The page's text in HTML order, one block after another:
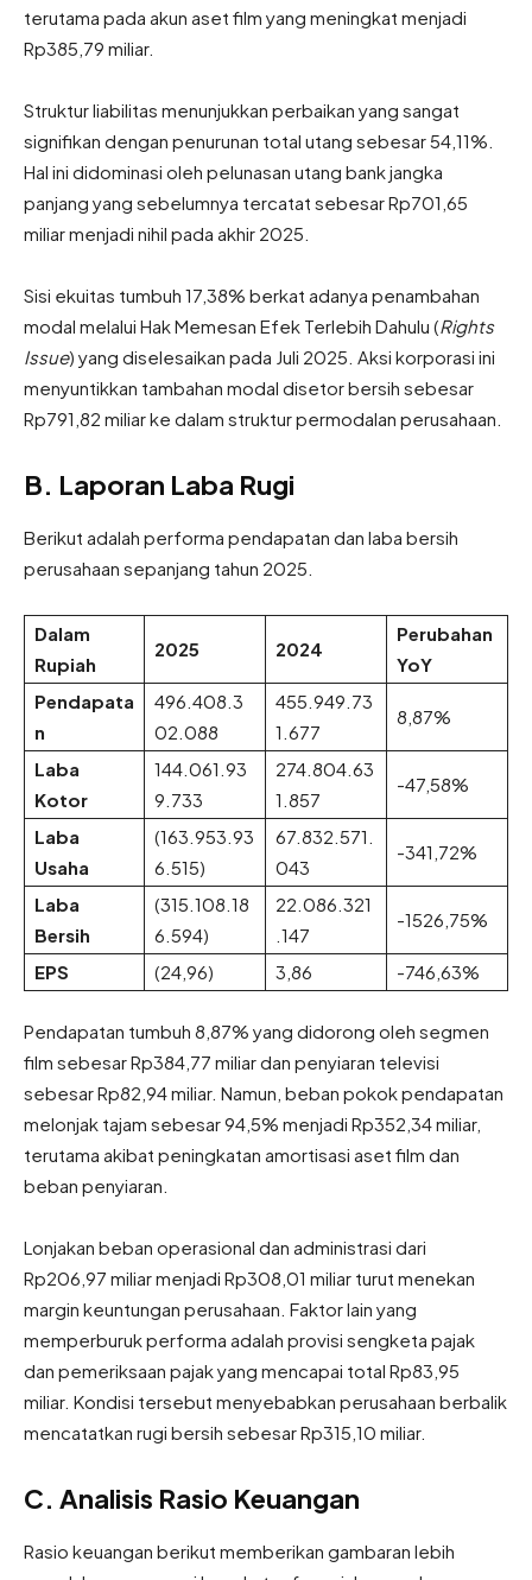
terutama pada akun aset film yang meningkat menjadi
Rp385,79 miliar.
Struktur liabilitas menunjukkan perbaikan yang sangat
signifikan dengan penurunan total utang sebesar 54,11%.
Hal ini didominasi oleh pelunasan utang bank jangka
panjang yang sebelumnya tercatat sebesar Rp701,65
miliar menjadi nihil pada akhir 2025.
Sisi ekuitas tumbuh 17,38% berkat adanya penambahan
modal melalui Hak Memesan Efek Terlebih Dahulu (Rights
Issue) yang diselesaikan pada Juli 2025. Aksi korporasi ini
menyuntikkan tambahan modal disetor bersih sebesar
Rp791,82 miliar ke dalam struktur permodalan perusahaan.
B. Laporan Laba Rugi
Berikut adalah performa pendapatan dan laba bersih
perusahaan sepanjang tahun 2025.
Dalam
Rupiah
2025 2024
Perubahan
YoY
Pendapata
n
496.408.3
02.088
455.949.73
1.677
8,87%
Laba
Kotor
144.061.93
9.733
274.804.63
1.857
-47,58%
Laba
Usaha
(163.953.93
6.515)
67.832.571.
043
-341,72%
Laba
Bersih
(315.108.18
6.594)
22.086.321
.147
-1526,75%
EPS (24,96) 3,86 -746,63%
Pendapatan tumbuh 8,87% yang didorong oleh segmen
film sebesar Rp384,77 miliar dan penyiaran televisi
sebesar Rp82,94 miliar. Namun, beban pokok pendapatan
melonjak tajam sebesar 94,5% menjadi Rp352,34 miliar,
terutama akibat peningkatan amortisasi aset film dan
beban penyiaran.
Lonjakan beban operasional dan administrasi dari
Rp206,97 miliar menjadi Rp308,01 miliar turut menekan
margin keuntungan perusahaan. Faktor lain yang
memperburuk performa adalah provisi sengketa pajak
dan pemeriksaan pajak yang mencapai total Rp83,95
miliar. Kondisi tersebut menyebabkan perusahaan berbalik
mencatatkan rugi bersih sebesar Rp315,10 miliar.
C. Analisis Rasio Keuangan
Rasio keuangan berikut memberikan gambaran lebih